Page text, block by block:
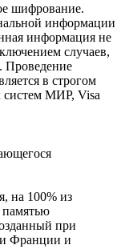
шифрование.
информации
информация не
случаев,
Проведение
в строгом
систем МИР, Visa
на 100% из
памятью
при
Франции и